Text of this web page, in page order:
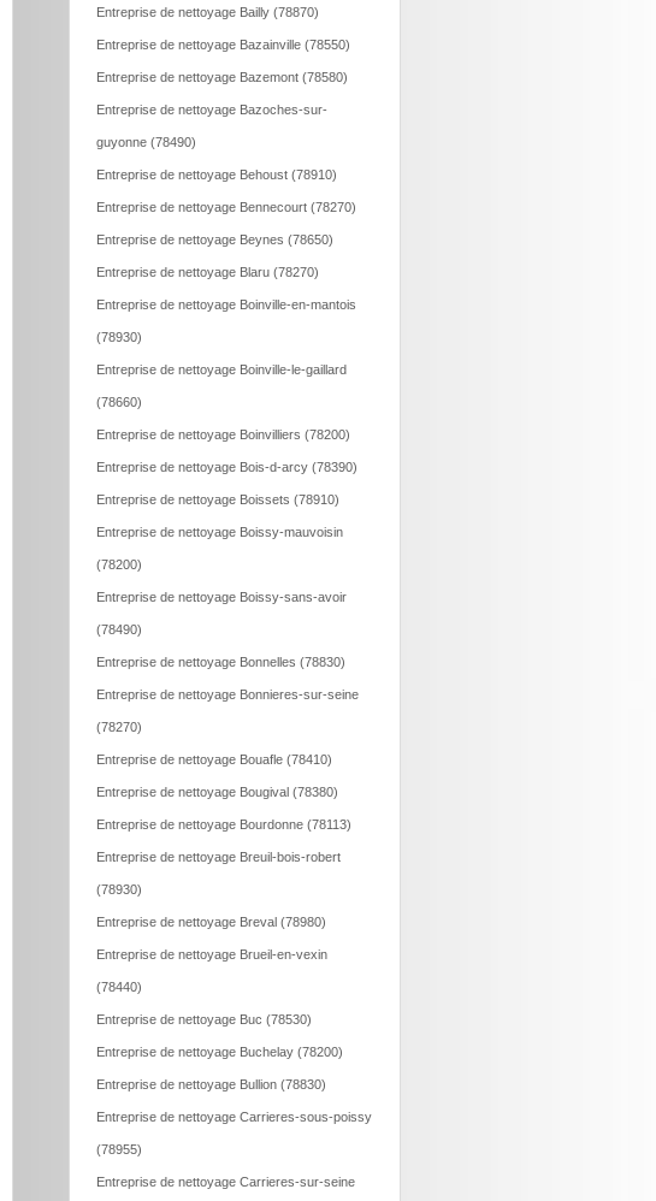
Entreprise de nettoyage Bailly (78870)
Entreprise de nettoyage Bazainville (78550)
Entreprise de nettoyage Bazemont (78580)
Entreprise de nettoyage Bazoches-sur-
guyonne (78490)
Entreprise de nettoyage Behoust (78910)
Entreprise de nettoyage Bennecourt (78270)
Entreprise de nettoyage Beynes (78650)
Entreprise de nettoyage Blaru (78270)
Entreprise de nettoyage Boinville-en-mantois
(78930)
Entreprise de nettoyage Boinville-le-gaillard
(78660)
Entreprise de nettoyage Boinvilliers (78200)
Entreprise de nettoyage Bois-d-arcy (78390)
Entreprise de nettoyage Boissets (78910)
Entreprise de nettoyage Boissy-mauvoisin
(78200)
Entreprise de nettoyage Boissy-sans-avoir
(78490)
Entreprise de nettoyage Bonnelles (78830)
Entreprise de nettoyage Bonnieres-sur-seine
(78270)
Entreprise de nettoyage Bouafle (78410)
Entreprise de nettoyage Bougival (78380)
Entreprise de nettoyage Bourdonne (78113)
Entreprise de nettoyage Breuil-bois-robert
(78930)
Entreprise de nettoyage Breval (78980)
Entreprise de nettoyage Brueil-en-vexin
(78440)
Entreprise de nettoyage Buc (78530)
Entreprise de nettoyage Buchelay (78200)
Entreprise de nettoyage Bullion (78830)
Entreprise de nettoyage Carrieres-sous-poissy
(78955)
Entreprise de nettoyage Carrieres-sur-seine